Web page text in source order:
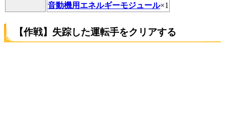
音動機用エネルギーモジュール×1
【作戦】失踪した運転手をクリアする